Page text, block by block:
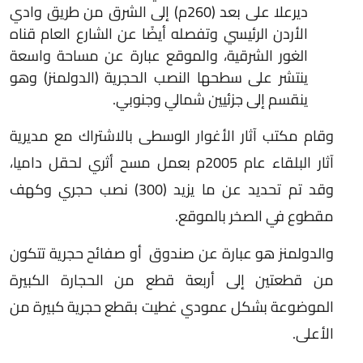
ديرعلا على بعد (260م) إلى الشرق من طريق وادي
الأردن الرئيسي وتفصله أيضًا عن الشارع العام قناه
الغور الشرقية، والموقع عبارة عن مساحة واسعة
ينتشر على سطحها النصب الحجرية (الدولمنز) وهو
ينقسم إلى جزئيين شمالي وجنوبي.
وقام مكتب آثار الأغوار الوسطى بالاشتراك مع مديرية
آثار البلقاء عام 2005م بعمل مسح أثري لحقل داميا،
وقد تم تحديد عن ما يزيد (300) نصب حجري وكهف
مقطوع في الصخر بالموقع.
والدولمنز هو عبارة عن صندوق أو صفائح حجرية تتكون
من قطعتين إلى أربعة قطع من الحجارة الكبيرة
الموضوعة بشكل عمودي غطيت بقطع حجرية كبيرة من
الأعلى.